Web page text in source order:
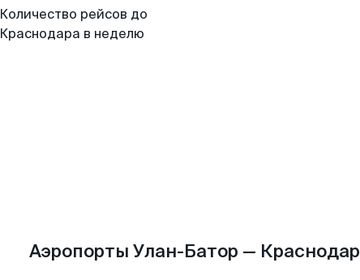
Количество рейсов до
Краснодара в неделю
Аэропорты Улан-Батор — Краснодар